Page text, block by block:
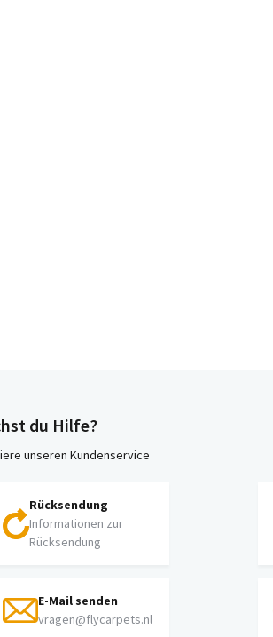
du Hilfe?
unseren Kundenservice
Rücksendung
Informationen zur
Rücksendung
E-Mail senden
vragen@flycarpets.nl